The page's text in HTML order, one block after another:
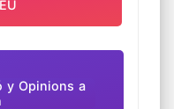
y Opinions a